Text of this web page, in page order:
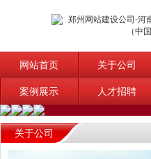
网站首页 关于公司
案例展示 人才招聘
关于公司